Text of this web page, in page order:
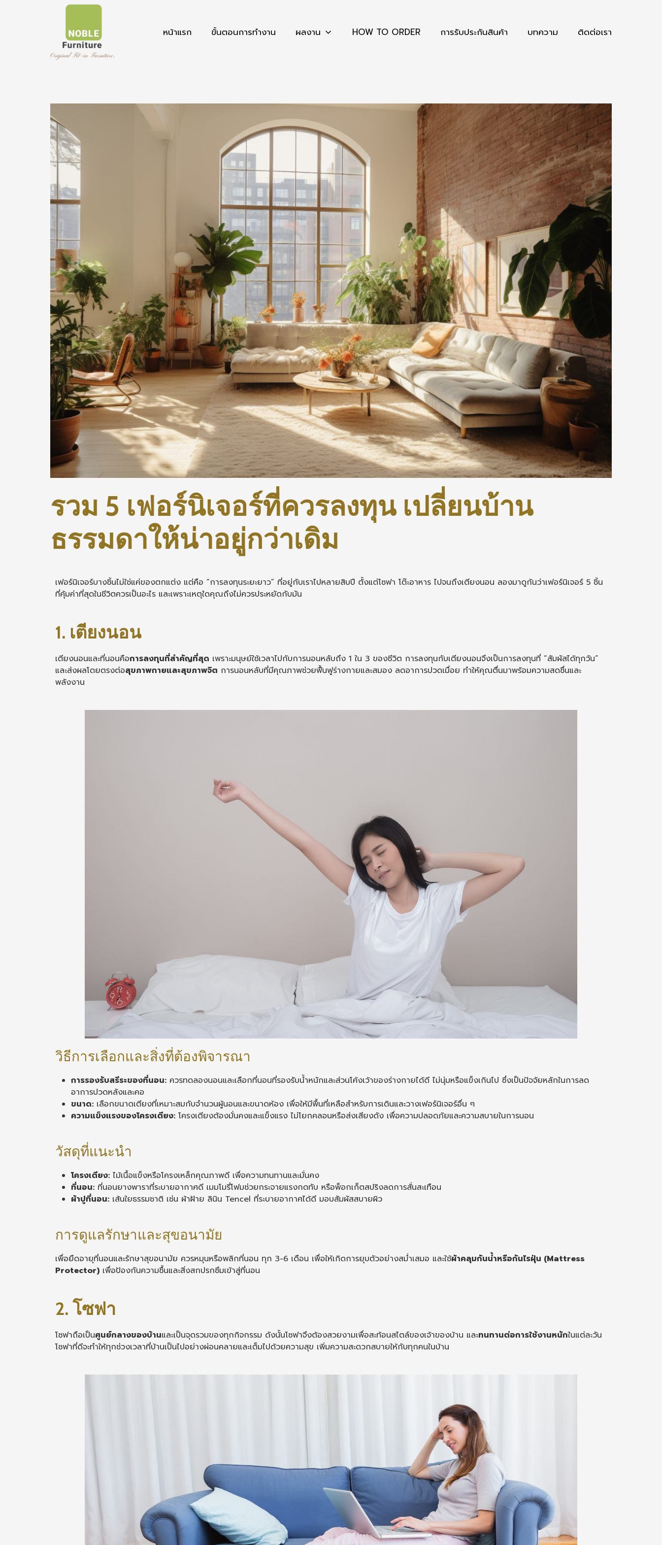
หน้าแรก ขั้นตอนการทำงาน ผลงาน HOW TO ORDER การรับประกันสินค้า บทความ ติดต่อเรา
รวม 5 เฟอร์นิเจอร์ที่ควรลงทุน เปลี่ยนบ้าน
ธรรมดาให้น่าอยู่กว่าเดิม
เฟอร์นิเจอร์บางชิ้นไม่ใช่แค่ของตกแต่ง แต่คือ “การลงทุนระยะยาว” ที่อยู่กับเราไปหลายสิบปี ตั้งแต่โซฟา โต๊ะอาหาร ไปจนถึงเตียงนอน ลองมาดูกันว่าเฟอร์นิเจอร์ 5 ชิ้น
ที่คุ้มค่าที่สุดในชีวิตควรเป็นอะไร และเพราะเหตุใดคุณถึงไม่ควรประหยัดกับมัน
1. เตียงนอน
เตียงนอนและที่นอนคือการลงทุนที่สำคัญที่สุด เพราะมนุษย์ใช้เวลาไปกับการนอนหลับถึง 1 ใน 3 ของชีวิต การลงทุนกับเตียงนอนจึงเป็นการลงทุนที่ “สัมผัสได้ทุกวัน”
และส่งผลโดยตรงต่อสุขภาพกายและสุขภาพจิต การนอนหลับที่มีคุณภาพช่วยฟื้นฟูร่างกายและสมอง ลดอาการปวดเมื่อย ทำให้คุณตื่นมาพร้อมความสดชื่นและ
พลังงาน
วิธีการเลือกและสิ่งที่ต้องพิจารณา
การรองรับสรีระของที่นอน: ควรทดลองนอนและเลือกที่นอนที่รองรับน้ำหนักและส่วนโค้งเว้าของร่างกายได้ดี ไม่นุ่มหรือแข็งเกินไป ซึ่งเป็นปัจจัยหลักในการลด
อาการปวดหลังและคอ
ขนาด: เลือกขนาดเตียงที่เหมาะสมกับจำนวนผู้นอนและขนาดห้อง เพื่อให้มีพื้นที่เหลือสำหรับการเดินและวางเฟอร์นิเจอร์อื่น ๆ
ความแข็งแรงของโครงเตียง: โครงเตียงต้องมั่นคงและแข็งแรง ไม่โยกคลอนหรือส่งเสียงดัง เพื่อความปลอดภัยและความสบายในการนอน
วัสดุที่แนะนำ
โครงเตียง: ไม้เนื้อแข็งหรือโครงเหล็กคุณภาพดี เพื่อความทนทานและมั่นคง
ที่นอน: ที่นอนยางพาราที่ระบายอากาศดี เมมโมรี่โฟมช่วยกระจายแรงกดทับ หรือพ็อกเก็ตสปริงลดการสั่นสะเทือน
ผ้าปูที่นอน: เส้นใยธรรมชาติ เช่น ผ้าฝ้าย ลินิน Tencel ที่ระบายอากาศได้ดี มอบสัมผัสสบายผิว
การดูแลรักษาและสุขอนามัย
เพื่อยืดอายุที่นอนและรักษาสุขอนามัย ควรหมุนหรือพลิกที่นอน ทุก 3-6 เดือน เพื่อให้เกิดการยุบตัวอย่างสม่ำเสมอ และใช้ผ้าคลุมกันน้ำหรือกันไรฝุ่น (Mattress
Protector) เพื่อป้องกันความชื้นและสิ่งสกปรกซึมเข้าสู่ที่นอน
2. โซฟา
โซฟาถือเป็นศูนย์กลางของบ้านและเป็นจุดรวมของทุกกิจกรรม ดังนั้นโซฟาจึงต้องสวยงามเพื่อสะท้อนสไตล์ของเจ้าของบ้าน และทนทานต่อการใช้งานหนักในแต่ละวัน
โซฟาที่ดีจะทำให้ทุกช่วงเวลาที่บ้านเป็นไปอย่างผ่อนคลายและเต็มไปด้วยความสุข เพิ่มความสะดวกสบายให้กับทุกคนในบ้าน